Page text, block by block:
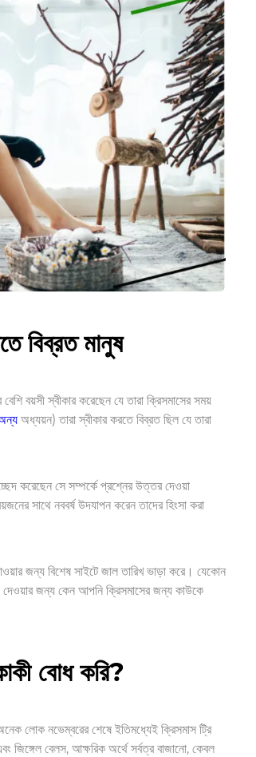
বিব্রত মানুষ
বয়সী স্বীকার করেছেন যে তারা ক্রিসমাসের সময়
অধ্যয়ন) তারা স্বীকার করতে বিব্রত ছিল যে তারা
করেছেন সে সম্পর্কে প্রশ্নের উত্তর দেওয়া
সাথে নববর্ষ উদযাপন করেন তাদের হিংসা করা
জন্য বিশেষ সাইটে জাল তারিখ ভাড়া করে। যেকোন
জন্য কেন আপনি ক্রিসমাসের জন্য কাউকে
বোধ করি?
লোক নভেম্বরের শেষে ইতিমধ্যেই ক্রিসমাস ট্রি
জিঙ্গেল বেলস, আক্ষরিক অর্থে সর্বত্র বাজানো, কেবল